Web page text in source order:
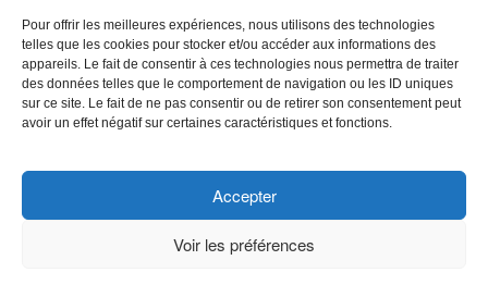
Pour offrir les meilleures expériences, nous utilisons des technologies
telles que les cookies pour stocker et/ou accéder aux informations des
appareils. Le fait de consentir à ces technologies nous permettra de traiter
des données telles que le comportement de navigation ou les ID uniques
sur ce site. Le fait de ne pas consentir ou de retirer son consentement peut
avoir un effet négatif sur certaines caractéristiques et fonctions.
Accepter
Voir les préférences
OÙ NOUS TROUVER
Campus principal
3800, rue Sherbrooke Est
Montréal (Québec) H1X 2A2
Consultez lesheures d'ouverture
© 2026 Collège de Maisonneuve. Tous droits réservés.